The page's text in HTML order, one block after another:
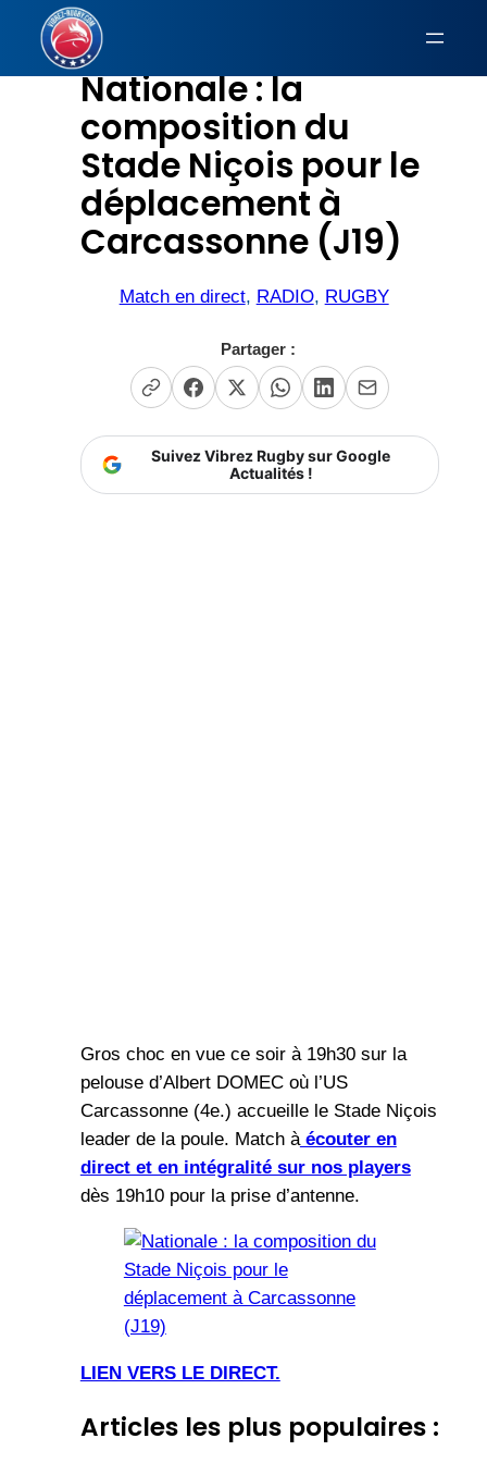
Aller
contenu Nationale : la
composition du
Stade Niçois pour le
déplacement à
Carcassonne (J19)
Match en direct, RADIO, RUGBY
Partager :
Suivez Vibrez Rugby sur Google
Actualités !
Gros choc en vue ce soir à 19h30 sur la
pelouse d’Albert DOMEC où l’US
Carcassonne (4e.) accueille le Stade Niçois
leader de la poule. Match àécouter en
direct et en intégralité sur nos players
dès 19h10 pour la prise d’antenne.
LIEN VERS LE DIRECT.
Articles les plus populaires :